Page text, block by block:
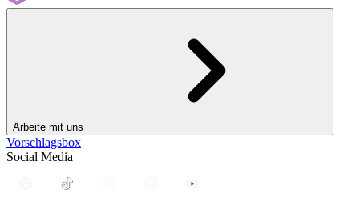
Arbeite mit uns
Vorschlagsbox
Social Media